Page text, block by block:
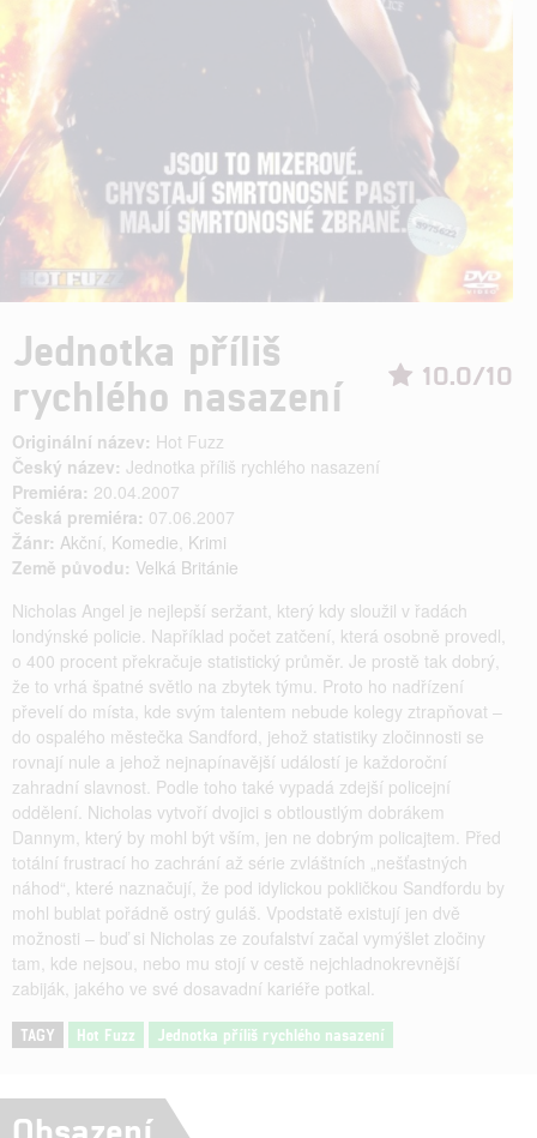
10.0/10
Jednotka příliš
rychlého nasazení
Originální název: Hot Fuzz
Český název: Jednotka příliš rychlého nasazení
Premiéra: 20.04.2007
Česká premiéra: 07.06.2007
Žánr: Akční, Komedie, Krimi
Země původu: Velká Británie
Nicholas Angel je nejlepší seržant, který kdy sloužil v řadách
londýnské policie. Například počet zatčení, která osobně provedl,
o 400 procent překračuje statistický průměr. Je prostě tak dobrý,
že to vrhá špatné světlo na zbytek týmu. Proto ho nadřízení
převelí do místa, kde svým talentem nebude kolegy ztrapňovat –
do ospalého městečka Sandford, jehož statistiky zločinnosti se
rovnají nule a jehož nejnapínavější událostí je každoroční
zahradní slavnost. Podle toho také vypadá zdejší policejní
oddělení. Nicholas vytvoří dvojici s obtloustlým dobrákem
Dannym, který by mohl být vším, jen ne dobrým policajtem. Před
totální frustrací ho zachrání až série zvláštních „nešťastných
náhod“, které naznačují, že pod idylickou pokličkou Sandfordu by
mohl bublat pořádně ostrý guláš. Vpodstatě existují jen dvě
možnosti – buď si Nicholas ze zoufalství začal vymýšlet zločiny
tam, kde nejsou, nebo mu stojí v cestě nejchladnokrevnější
zabiják, jakého ve své dosavadní kariéře potkal.
TAGY Hot Fuzz Jednotka příliš rychlého nasazení